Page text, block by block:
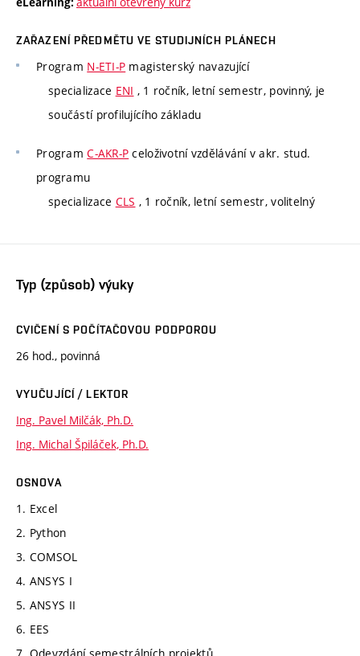
ZAŘAZENÍ PŘEDMĚTU VE STUDIJNÍCH PLÁNECH
Program N-ETI-P magisterský navazující
specializace ENI , 1 ročník, letní semestr, povinný, je
součástí profilujícího základu
ProgramC-AKR-P celoživotní vzdělávání v akr. stud.
programu
specializace CLS , 1 ročník, letní semestr, volitelný
Typ (způsob) výuky
CVIČENÍ S POČÍTAČOVOU PODPOROU
26 hod., povinná
VYUČUJÍCÍ / LEKTOR
Ing. Pavel Milčák, Ph.D.
Ing. Michal Špiláček, Ph.D.
OSNOVA
1. Excel
2. Python
3. COMSOL
4. ANSYS I
5. ANSYS II
6. EES